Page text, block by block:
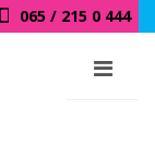
065 / 215 0 444